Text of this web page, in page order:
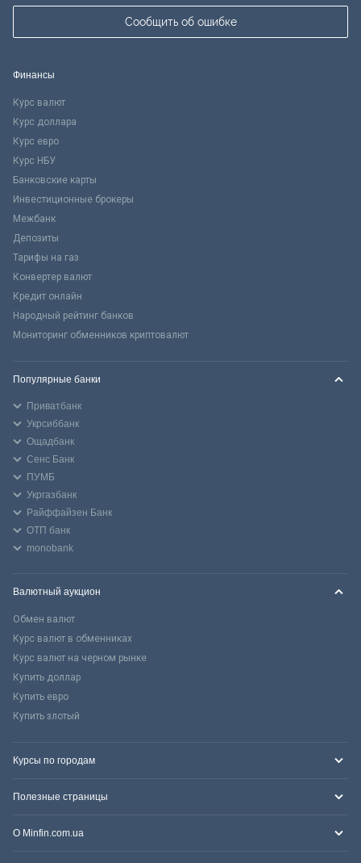
Сообщить об ошибке
Финансы
Курс валют
Курс доллара
Курс евро
Курс НБУ
Банковские карты
Инвестиционные брокеры
Межбанк
Депозиты
Тарифы на газ
Конвертер валют
Кредит онлайн
Народный рейтинг банков
Мониторинг обменников криптовалют
Популярные банки
Приватбанк
Укрсиббанк
Ощадбанк
Сенс Банк
ПУМБ
Укргазбанк
Райффайзен Банк
ОТП банк
monobank
Валютный аукцион
Обмен валют
Курс валют в обменниках
Курс валют на черном рынке
Купить доллар
Купить евро
Купить злотый
Курсы по городам
Полезные страницы
О Minfin.com.ua